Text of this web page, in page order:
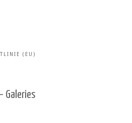
(EU)
Galeries